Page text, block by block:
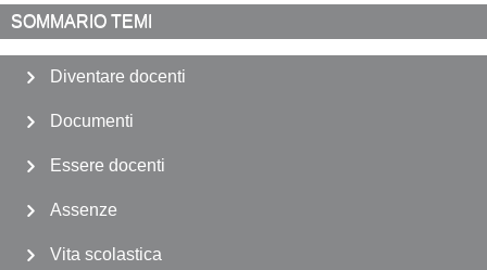
SOMMARIO TEMI
Diventare docenti
Documenti
Essere docenti
Assenze
Vita scolastica